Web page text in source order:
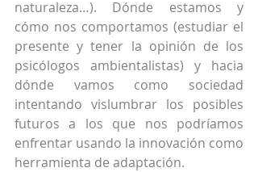
naturaleza…). Dónde estamos y
cómo nos comportamos (estudiar el
presente y tener la opinión de los
psicólogos ambientalistas) y hacia
dónde vamos como sociedad
intentando vislumbrar los posibles
futuros a los que nos podríamos
enfrentar usando la innovación como
herramienta de adaptación.